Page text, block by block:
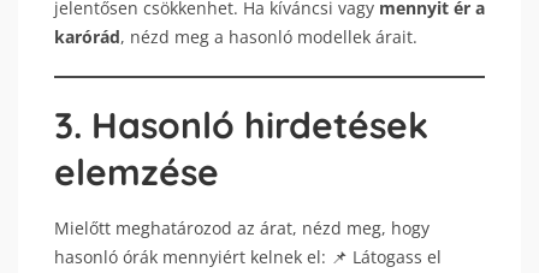
jelentősen csökkenhet. Ha kíváncsi vagy mennyit ér a
karórád, nézd meg a hasonló modellek árait.
3. Hasonló hirdetések
elemzése
Mielőtt meghatározod az árat, nézd meg, hogy
hasonló órák mennyiért kelnek el: 📌 Látogass el